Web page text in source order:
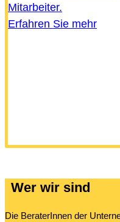
Mitarbeiter.
Erfahren Sie mehr
Wer wir sind
Die BeraterInnen der